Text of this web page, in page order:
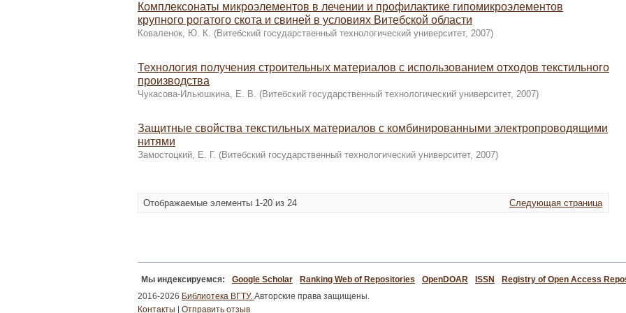
Комплексонаты микроэлементов в лечении и профилактике гипомикроэлементов
крупного рогатого скота и свиней в условиях Витебской области
Коваленок, Ю. К. (Витебский государственный технологический университет, 2007)
Технология получения строительных материалов с использованием отходов текстильного
производства
Чукасова-Ильюшкина, Е. В. (Витебский государственный технологический университет, 2007)
Защитные свойства текстильных материалов с комбинированными электропроводящими
нитями
Замостоцкий, Е. Г. (Витебский государственный технологический университет, 2007)
Отображаемые элементы 1-20 из 24 Следующая страница
Мы индексируемся: Google Scholar Ranking Web of Repositories OpenDOAR ISSN
Registry of Open Access
2016-2026 Библиотека ВГТУ. Авторские права защищены.
Контакты
Отправить отзыв